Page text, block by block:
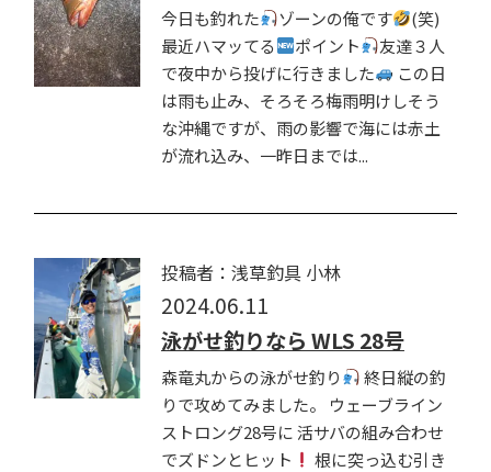
今日も釣れた ゾーンの俺です
(笑)
最近ハマッてる
ポイント
友達３人
で夜中から投げに行きました
この日
は雨も止み、そろそろ梅雨明けしそう
な沖縄ですが、雨の影響で海には赤土
が流れ込み、一昨日までは...
投稿者：浅草釣具 小林
2024.06.11
泳がせ釣りなら WLS 28号
森竜丸からの泳がせ釣り
終日縦の釣
りで攻めてみました。 ウェーブライン
ストロング28号に 活サバの組み合わせ
でズドンとヒット
根に突っ込む引き